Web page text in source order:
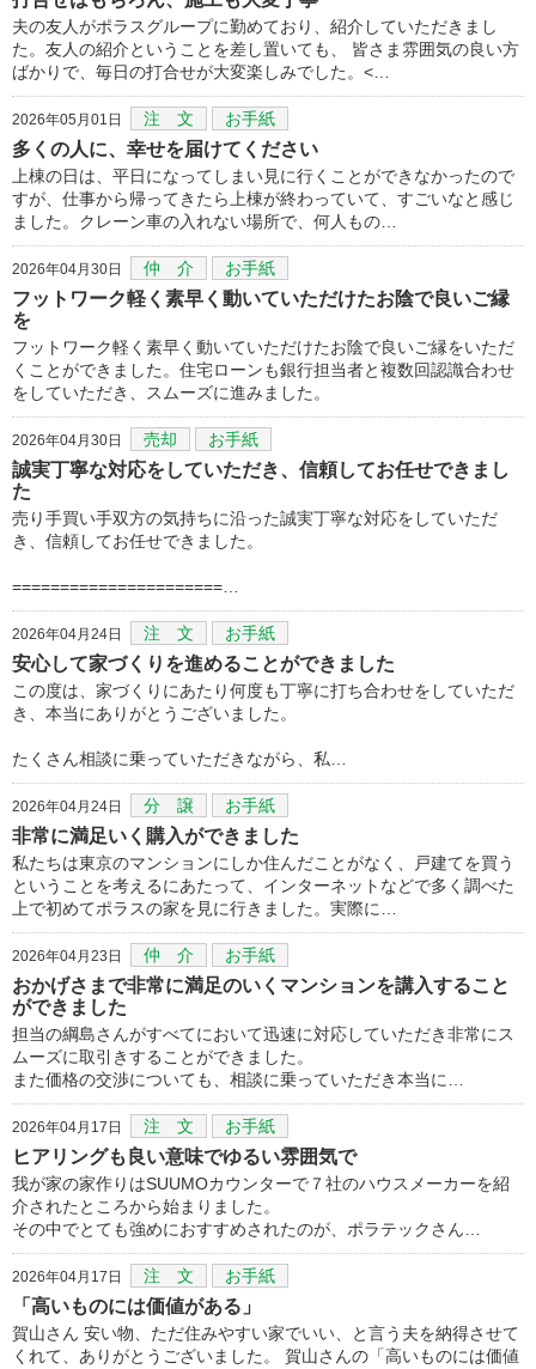
夫の友人がポラスグループに勤めており、紹介していただきまし
た。友人の紹介ということを差し置いても、 皆さま雰囲気の良い方
ばかりで、毎日の打合せが大変楽しみでした。<…
2026年05月01日 注 文 お手紙
多くの人に、幸せを届けてください
上棟の日は、平日になってしまい見に行くことができなかったので
すが、仕事から帰ってきたら上棟が終わっていて、すごいなと感じ
ました。クレーン車の入れない場所で、何人もの…
2026年04月30日 仲 介 お手紙
フットワーク軽く素早く動いていただけたお陰で良いご縁
を
フットワーク軽く素早く動いていただけたお陰で良いご縁をいただ
くことができました。住宅ローンも銀行担当者と複数回認識合わせ
をしていただき、スムーズに進みました。
2026年04月30日 売却 お手紙
誠実丁寧な対応をしていただき、信頼してお任せできまし
た
売り手買い手双方の気持ちに沿った誠実丁寧な対応をしていただ
き、信頼してお任せできました。
======================…
2026年04月24日 注 文 お手紙
安心して家づくりを進めることができました
この度は、家づくりにあたり何度も丁寧に打ち合わせをしていただ
き、本当にありがとうございました。
たくさん相談に乗っていただきながら、私…
2026年04月24日 分 譲 お手紙
非常に満足いく購入ができました
私たちは東京のマンションにしか住んだことがなく、戸建てを買う
ということを考えるにあたって、インターネットなどで多く調べた
上で初めてポラスの家を見に行きました。実際に…
2026年04月23日 仲 介 お手紙
おかげさまで非常に満足のいくマンションを講入すること
ができました
担当の綱島さんがすべてにおいて迅速に対応していただき非常にス
ムーズに取引きすることができました。
また価格の交渉についても、相談に乗っていただき本当に…
2026年04月17日 注 文 お手紙
ヒアリングも良い意味でゆるい雰囲気で
我が家の家作りはSUUMOカウンターで７社のハウスメーカーを紹
介されたところから始まりました。
その中でとても強めにおすすめされたのが、ポラテックさん…
2026年04月17日 注 文 お手紙
「高いものには価値がある」
賀山さん 安い物、ただ住みやすい家でいい、と言う夫を納得させて
くれて、ありがとうございました。 賀山さんの「高いものには価値